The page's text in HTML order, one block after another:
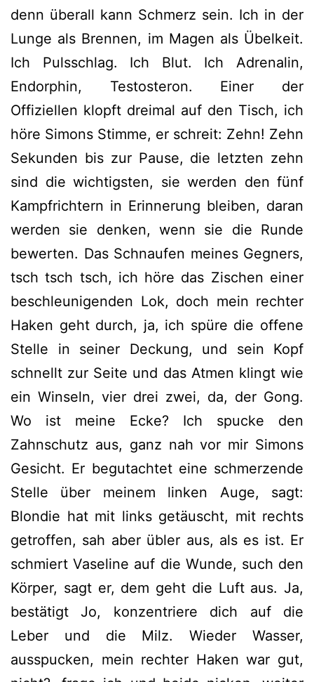
denn überall kann Schmerz sein. Ich in der
Lunge als Brennen, im Magen als Übelkeit.
Ich Pulsschlag. Ich Blut. Ich Adrenalin,
Endorphin, Testosteron. Einer der
Offiziellen klopft dreimal auf den Tisch, ich
höre Simons Stimme, er schreit: Zehn! Zehn
Sekunden bis zur Pause, die letzten zehn
sind die wichtigsten, sie werden den fünf
Kampfrichtern in Erinnerung bleiben, daran
werden sie denken, wenn sie die Runde
bewerten. Das Schnaufen meines Gegners,
tsch tsch tsch, ich höre das Zischen einer
beschleunigenden Lok, doch mein rechter
Haken geht durch, ja, ich spüre die offene
Stelle in seiner Deckung, und sein Kopf
schnellt zur Seite und das Atmen klingt wie
ein Winseln, vier drei zwei, da, der Gong.
Wo ist meine Ecke? Ich spucke den
Zahnschutz aus, ganz nah vor mir Simons
Gesicht. Er begutachtet eine schmerzende
Stelle über meinem linken Auge, sagt:
Blondie hat mit links getäuscht, mit rechts
getroffen, sah aber übler aus, als es ist. Er
schmiert Vaseline auf die Wunde, such den
Körper, sagt er, dem geht die Luft aus. Ja,
bestätigt Jo, konzentriere dich auf die
Leber und die Milz. Wieder Wasser,
ausspucken, mein rechter Haken war gut,